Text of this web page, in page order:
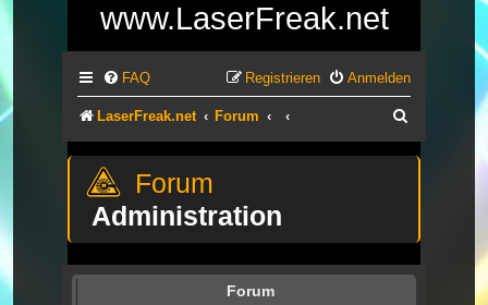
www.LaserFreak.net
FAQ Anmelden
Registrieren
LaserFreak.net Forum
Administration
Forum